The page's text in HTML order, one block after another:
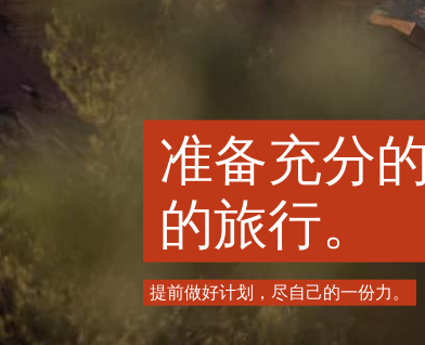
准备充分
的旅行。
提前做好计划，尽自己的一份力。